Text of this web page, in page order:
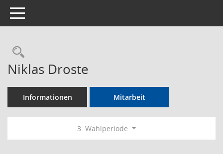
Toggle navigation
Rechercheauswahl
Niklas Droste
Informationen Mitarbeit
3. Wahlperiode